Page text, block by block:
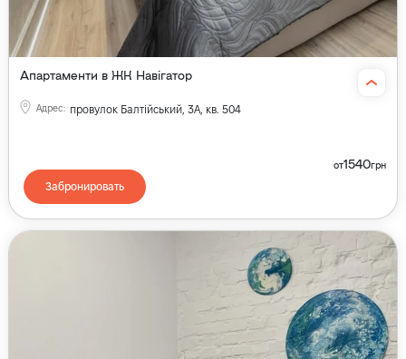
Апартаменти в ЖК Навігатор
Адрес: провулок Балтійський, 3А, кв. 504
от1540грн
Забронировать